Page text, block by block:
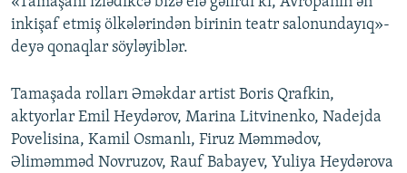
inkişaf etmiş ölkələrindən birinin teatr salonundayıq»-
deyə qonaqlar söyləyiblər.
Tamaşada rolları Əməkdar artist Boris Qrafkin,
aktyorlar Emil Heydərov, Marina Litvinenko, Nadejda
Povelisina, Kamil Osmanlı, Firuz Məmmədov,
Əliməmməd Novruzov, Rauf Babayev, Yuliya Heydərova